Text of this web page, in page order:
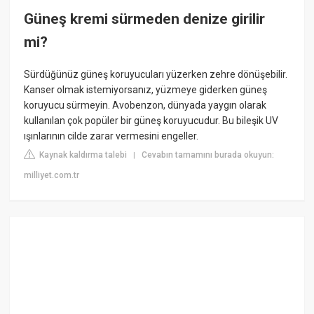
Güneş kremi sürmeden denize girilir
mi?
Sürdüğünüz güneş koruyucuları yüzerken zehre dönüşebilir.
Kanser olmak istemiyorsanız, yüzmeye giderken güneş
koruyucu sürmeyin. Avobenzon, dünyada yaygın olarak
kullanılan çok popüler bir güneş koruyucudur. Bu bileşik UV
ışınlarının cilde zarar vermesini engeller.
Kaynak kaldırma talebi |Cevabın tamamını burada okuyun:
milliyet.com.tr